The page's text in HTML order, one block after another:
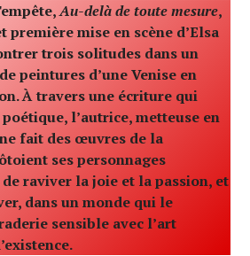
Au-delà de toute mesure,
première mise en scène d’Elsa
trois solitudes dans un
peintures d’une Venise en
À travers une écriture qui
l’autrice, metteuse en
fait des œuvres de la
ses personnages
raviver la joie et la passion, et
dans un monde qui le
sensible avec l’art